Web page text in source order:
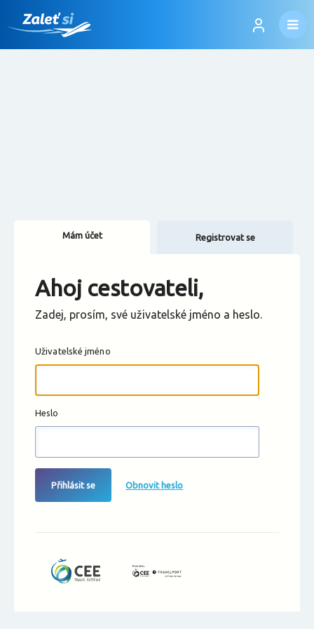
Změnit měnu
Mám účet Registrovat se
Ahoj cestovateli,
Zadej, prosím, své uživatelské jméno a heslo.
Uživatelské jméno
Heslo
Přihlásit se Obnovit heslo